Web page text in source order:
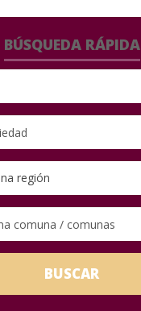
BÚSQUEDA RÁPIDA
región
BUSCAR